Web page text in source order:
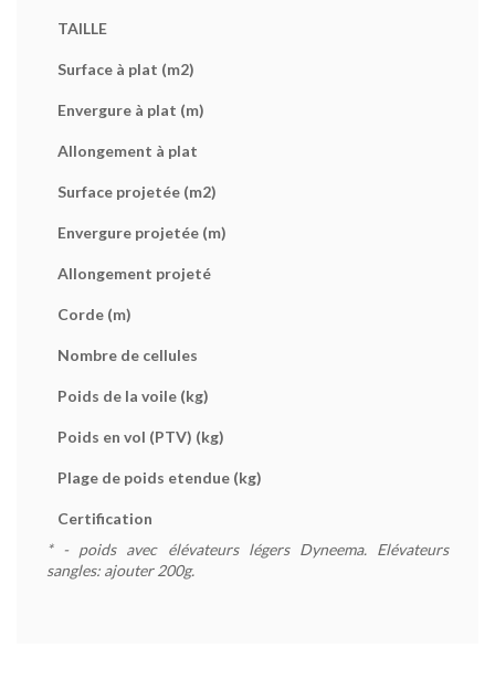
TAILLE
Surface à plat (m2)
Envergure à plat (m)
Allongement à plat
Surface projetée (m2)
Envergure projetée (m)
Allongement projeté
Corde (m)
Nombre de cellules
Poids de la voile (kg)
Poids en vol (PTV) (kg)
Plage de poids etendue (kg)
Certification
* - poids avec élévateurs légers Dyneema. Elévateurs
sangles: ajouter 200g.